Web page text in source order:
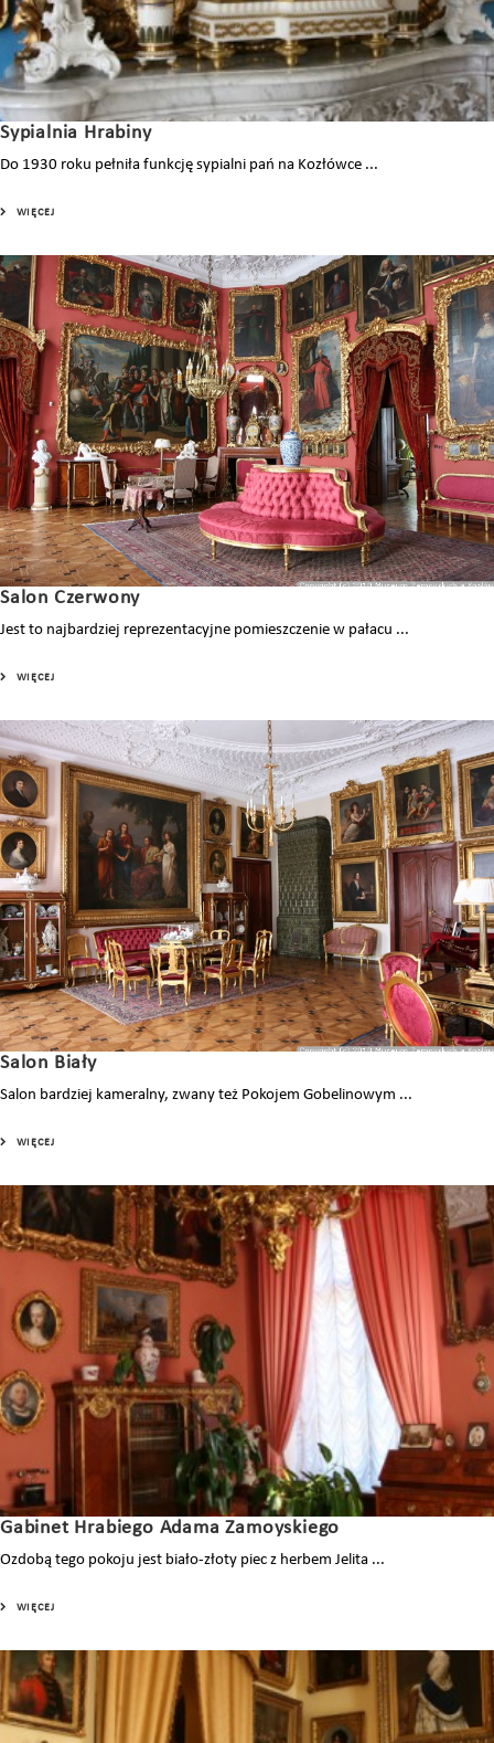
Sypialnia Hrabiny
Do 1930 roku pełniła funkcję sypialni pań na Kozłówce ...
WIĘCEJ
Salon Czerwony
Jest to najbardziej reprezentacyjne pomieszczenie w pałacu ...
WIĘCEJ
Salon Biały
Salon bardziej kameralny, zwany też Pokojem Gobelinowym ...
WIĘCEJ
Gabinet Hrabiego Adama Zamoyskiego
Ozdobą tego pokoju jest biało-złoty piec z herbem Jelita ...
WIĘCEJ